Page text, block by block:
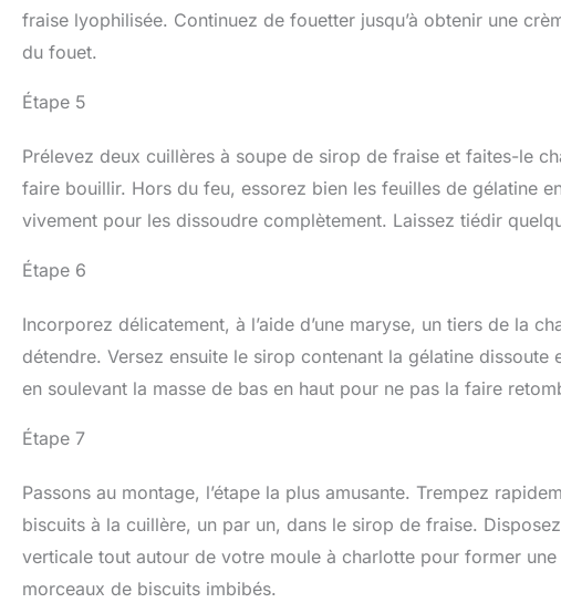
fraise lyophilisée. Continuez de fouetter jusqu’à obtenir une
du fouet.
Étape 5
Prélevez deux cuillères à soupe de sirop de fraise et faites-le
faire bouillir. Hors du feu, essorez bien les feuilles de gélatine
vivement pour les dissoudre complètement. Laissez tiédir
Étape 6
Incorporez délicatement, à l’aide d’une maryse, un tiers de la
détendre. Versez ensuite le sirop contenant la gélatine
en soulevant la masse de bas en haut pour ne pas la faire
Étape 7
Passons au montage, l’étape la plus amusante. Trempez
biscuits à la cuillère, un par un, dans le sirop de fraise.
verticale tout autour de votre moule à charlotte pour former
morceaux de biscuits imbibés.